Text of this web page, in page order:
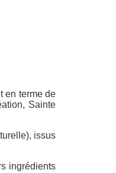
en terme de
Sainte
issus
ingrédients